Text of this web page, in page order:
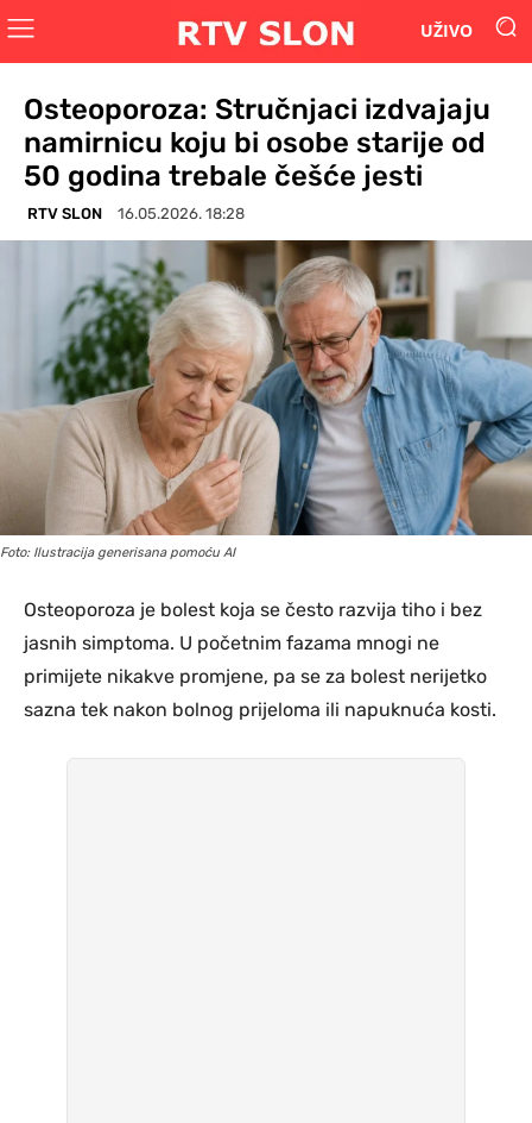
UŽIVO
Osteoporoza: Stručnjaci izdvajaju
namirnicu koju bi osobe starije od
50 godina trebale češće jesti
RTV SLON 16.05.2026. 18:28
Foto: Ilustracija generisana pomoću AI
Osteoporoza je bolest koja se često razvija tiho i bez
jasnih simptoma. U početnim fazama mnogi ne
primijete nikakve promjene, pa se za bolest nerijetko
sazna tek nakon bolnog prijeloma ili napuknuća kosti.